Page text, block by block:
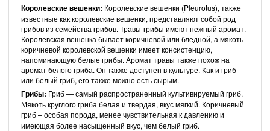
Королевские вешенки: Королевские вешенки (Pleurotus), также
известные как королевские вешенки, представляют собой род
грибов из семейства грибов. Травы-грибы имеют нежный аромат.
Королевская вешенка бывает коричневой или бледной, а мякоть
коричневой королевской вешенки имеет консистенцию,
напоминающую белые грибы. Аромат травы также похож на
аромат белого гриба. Он также доступен в культуре. Как и гриб
или белый гриб, его также можно есть сырым.
Грибы: Гриб — самый распространенный культивируемый гриб.
Мякоть круглого гриба белая и твердая, вкус мягкий. Коричневый
гриб– особая порода, менее чувствительная к давлению и
имеющая более насыщенный вкус, чем белый гриб.